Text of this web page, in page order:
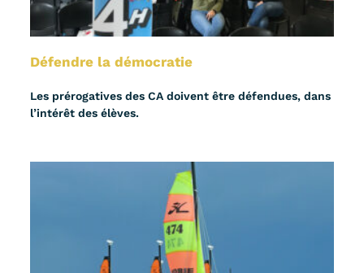
Défendre la démocratie
Les prérogatives des CA doivent être défendues, dans
l’intérêt des élèves.